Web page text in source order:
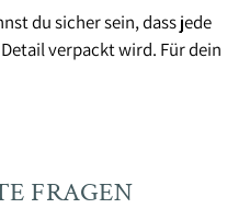
du sicher sein, dass jede
verpackt wird. Für dein
FRAGEN